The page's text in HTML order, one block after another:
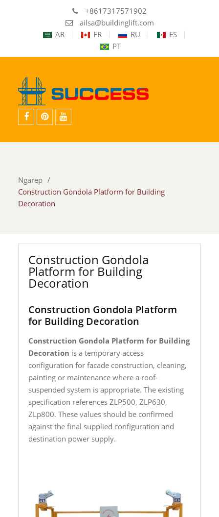
+8617317571902
ailsa@buildinglift.com
AR
FR RU
ES
PT
Ngarep
Construction Gondola Platform for Building
Decoration
Construction Gondola
Platform for Building
Decoration
Construction Gondola Platform
for Building Decoration
Construction Gondola Platform for Building
Decoration is a temporary access
configuration for facade construction, cleaning,
painting or maintenance where a roof-
suspended system is appropriate. The existing
specification references ZLP500, ZLP630,
ZLp800. These values should be confirmed
against the final supplied configuration and
destination power supply.